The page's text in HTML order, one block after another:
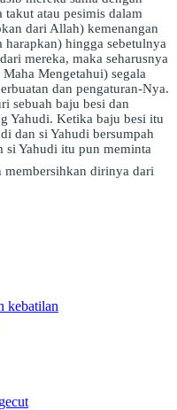
takut atau pesimis dalam
dari Allah) kemenangan
harapkan) hingga sebetulnya
mereka, maka seharusnya
Mengetahui) segala
dan pengaturan-Nya.
sebuah baju besi dan
Yahudi. Ketika baju besi itu
dan si Yahudi bersumpah
Yahudi itu pun meminta
kebatilan